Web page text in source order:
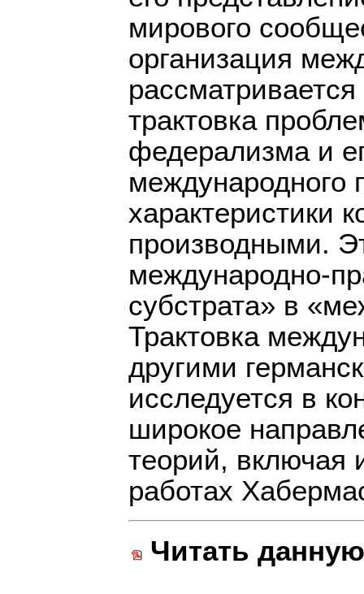
мирового
организация
трактовка
федерализма и
международного
характеристики
производными.
международно-
субстрата» в
Трактовка
другими
исследуется в
широкое
теорий, включая
работах
Читать